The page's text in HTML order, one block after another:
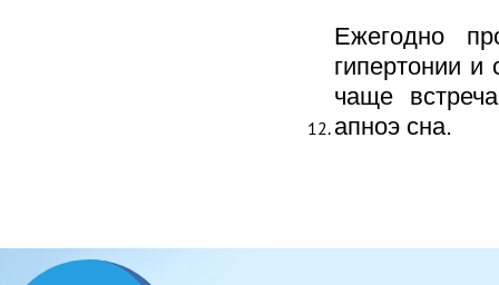
Ежегодно
гипертонии и
чаще
апноэ сна.